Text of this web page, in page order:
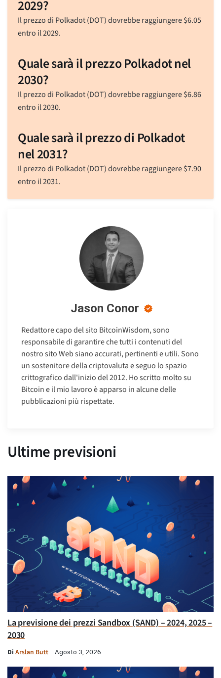
2029?
Il prezzo di Polkadot (DOT) dovrebbe raggiungere$6.05
entro il 2029.
Quale sarà il prezzo Polkadot nel
2030?
Il prezzo di Polkadot (DOT) dovrebbe raggiungere$6.86
entro il 2030.
Quale sarà il prezzo di Polkadot
nel 2031?
Il prezzo di Polkadot (DOT) dovrebbe raggiungere$7.90
entro il 2031.
Jason Conor
Redattore capo del sito BitcoinWisdom, sono
responsabile di garantire che tutti i contenuti del
nostro sito Web siano accurati, pertinenti e utili. Sono
un sostenitore della criptovaluta e seguo lo spazio
crittografico dall'inizio del 2012. Ho scritto molto su
Bitcoin e il mio lavoro è apparso in alcune delle
pubblicazioni più rispettate.
Ultime previsioni
La previsione dei prezzi Sandbox (SAND) – 2024, 2025 –
2030
Di Arslan Butt Agosto 3, 2026